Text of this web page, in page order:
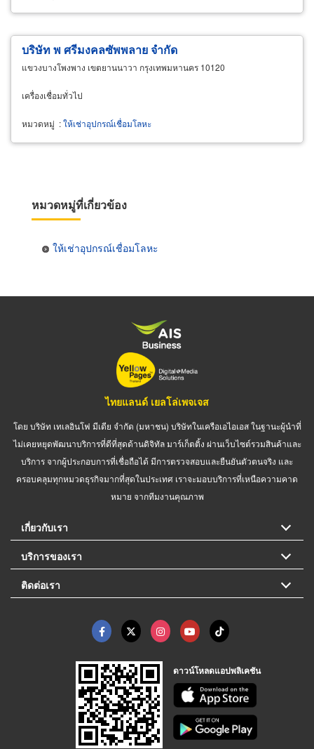
บริษัท พ ศรีมงคลซัพพลาย จำกัด
แขวงบางโพงพาง เขตยานนาวา กรุงเทพมหานคร 10120
เครื่องเชื่อมทั่วไป
หมวดหมู่ :ให้เช่าอุปกรณ์เชื่อมโลหะ
หมวดหมู่ที่เกี่ยวข้อง
ให้เช่าอุปกรณ์เชื่อมโลหะ
ไทยแลนด์ เยลโล่เพจเจส
โดย บริษัท เทเลอินโฟ มีเดีย จำกัด (มหาชน) บริษัทในเครือเอไอเอส ในฐานะผู้นำที่
ไม่เคยหยุดพัฒนาบริการที่ดีที่สุดด้านดิจิทัล มาร์เก็ตติ้ง ผ่านเว็บไซต์รวมสินค้าและ
บริการ จากผู้ประกอบการที่เชื่อถือได้ มีการตรวจสอบและยืนยันตัวตนจริง และ
ครอบคลุมทุกหมวดธุรกิจมากที่สุดในประเทศ เราจะมอบบริการที่เหนือความคาด
หมาย จากทีมงานคุณภาพ
เกี่ยวกับเรา
บริการของเรา
ติดต่อเรา
ดาวน์โหลดแอปพลิเคชัน